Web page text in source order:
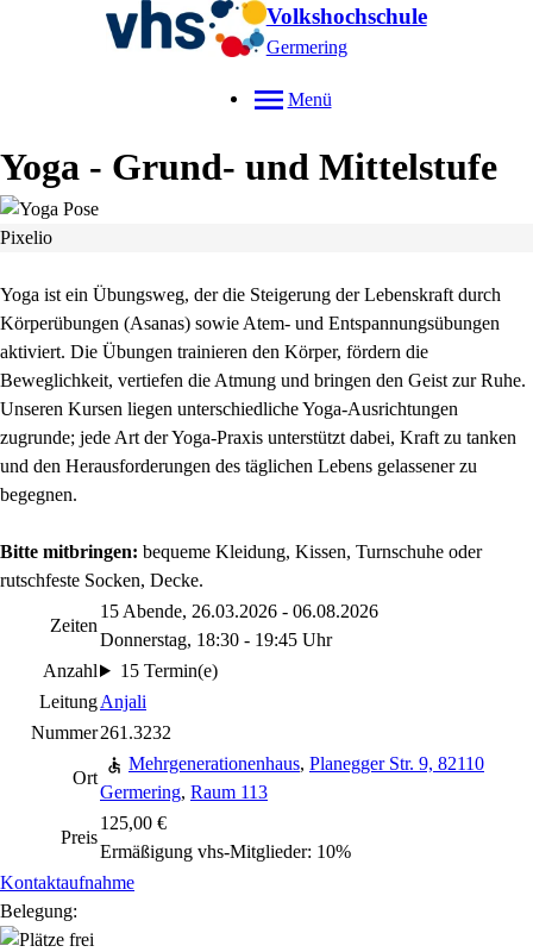
Volkshochschule
Germering
Menü
Yoga - Grund- und Mittelstufe
Pixelio
Yoga ist ein Übungsweg, der die Steigerung der Lebenskraft durch
Körperübungen (Asanas) sowie Atem- und Entspannungsübungen
aktiviert. Die Übungen trainieren den Körper, fördern die
Beweglichkeit, vertiefen die Atmung und bringen den Geist zur Ruhe.
Unseren Kursen liegen unterschiedliche Yoga-Ausrichtungen
zugrunde; jede Art der Yoga-Praxis unterstützt dabei, Kraft zu tanken
und den Herausforderungen des täglichen Lebens gelassener zu
begegnen.
Bitte mitbringen: bequeme Kleidung, Kissen, Turnschuhe oder
rutschfeste Socken, Decke.
Zeiten
15 Abende, 26.03.2026 - 06.08.2026
Donnerstag, 18:30 - 19:45 Uhr
Anzahl
15 Termin(e)
LeitungAnjali
Nummer261.3232
Ort
Mehrgenerationenhaus, Planegger Str. 9, 82110
Germering, Raum 113
Preis
125,00 €
Ermäßigung vhs-Mitglieder: 10%
Kontaktaufnahme
Belegung: